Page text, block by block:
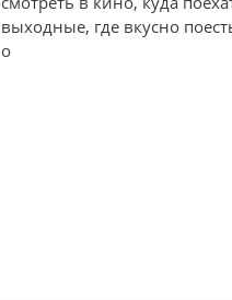
выходные, где вкусно
о